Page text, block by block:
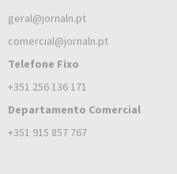
geral@jornaln.pt
comercial@jornaln.pt
Telefone Fixo
+351 256 136 171
Departamento Comercial
+351 915 857 767